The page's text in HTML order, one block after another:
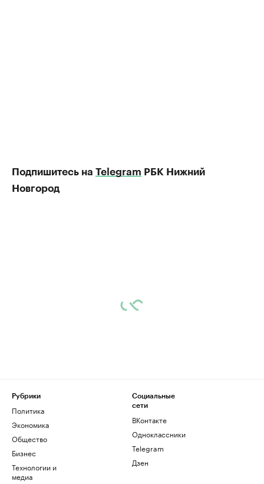
Подпишитесь на Telegram РБК Нижний
Новгород
Рубрики
Политика
Экономика
Общество
Бизнес
Технологии и
медиа
Социальные
сети
ВКонтакте
Одноклассники
Telegram
Дзен